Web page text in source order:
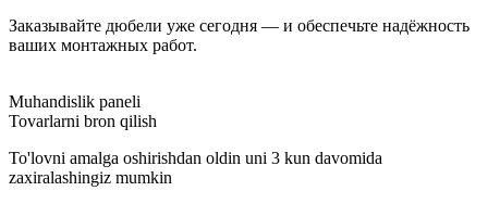
Заказывайте дюбели уже сегодня — и обеспечьте надёжность
ваших монтажных работ.
Muhandislik paneli
Tovarlarni bron qilish
To'lovni amalga oshirishdan oldin uni 3 kun davomida
zaxiralashingiz mumkin